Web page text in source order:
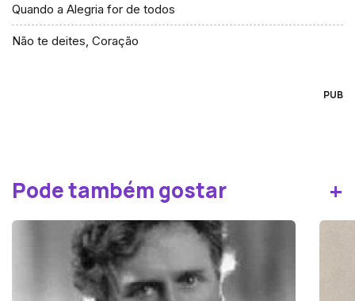
Quando a Alegria for de todos
Não te deites, Coração
PUB
Pode também gostar +